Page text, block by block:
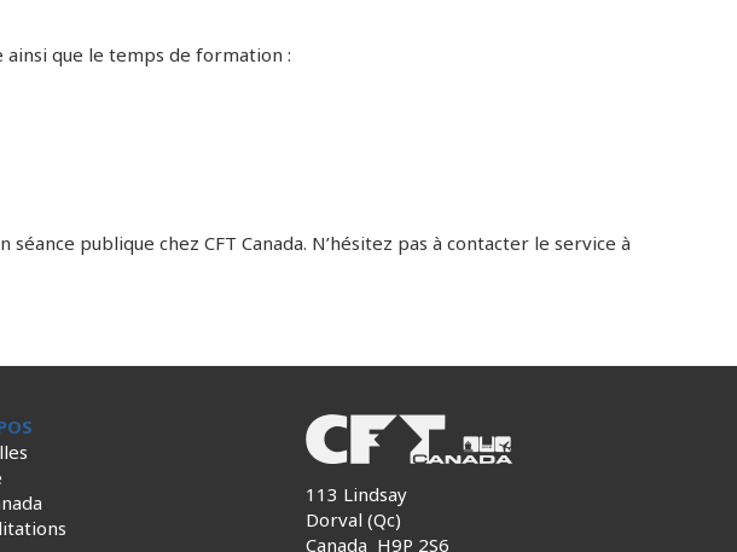
ainsi que le temps de formation :
publique chez CFT Canada. N’hésitez pas à contacter le service à
113 Lindsay
Dorval (Qc)
Canada H9P 2S6